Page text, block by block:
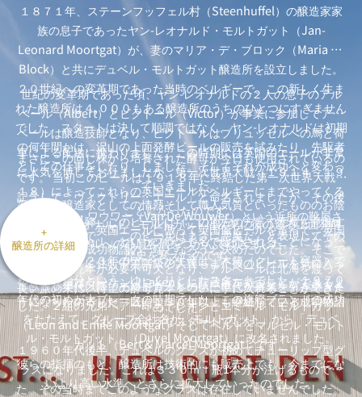
１８７１年、ステーンフッフェル村（Steenhuffel）の醸造家家
族の息子であったヤン-レオナルド・モルトガット（Jan-
Leonard Moortgat）が、妻のマリア・デ・ブロック（Maria De
Block）と共にデュベル・モルトガット醸造所を設立しました。
２０世紀への変革期であった当時のベルギーで、この新しく生ま
れた醸造所は４,０００もある醸造所のうちのひとつにすぎません
でした。スタートは決して順調ではなく、ヤン-レオナルドは初期
の何年間かは、沢山の上面発酵ビールの販売を試みたり、先駆者
としての仕事をしたり、しました。そしてそれが成功へと変わっ
ていきました。
忍耐力、醸造家としての情熱そして職人気質といったもののお陰
で、ヤン-レオナルド・モルトガットは次第に彼の造る上面発酵
ビールへの贔屓客層をつかんでゆきました。
ブリュッセルに住む中流階級の人達もまた彼のビールを気に入っ
ていて、彼はラーケン（Laken）に貯蔵所を持つことができるよ
うになったのでした。既に１３０年以上も継続している成功物語
は、このようなスタートでした。
世紀の変革期であった頃、ヤン-レオナルドの２人の息子のアル
ベール（Albert）とビクトール（Victor）が事業に参加してアル
ベールは醸造技師となり、ビクトールはブリュッセルへの馬と荷
車による配送に携わりました。この時期には英国のエールが非常
に人気を博しておりましたが、第一次世界大戦（１９１４～１９
１８）によってこれらの英国エールがベルギーにまでやってくる
ことになったのです。
アルベールは、英国エールに倣って英国風ビールを造って、英国
エールビール成功物語の一端となろうと決めたのでした。そこで
現地の酵母見本が必要不可欠となり、アルベールは北海を渡って
長い旅の末に、待望の酵母見本をついに手に入れることができた
のでした。
まさにこの同じ株から培養された酵母が今日も使用されているの
です。 当初このビールは１９１８年に終結した第一次世界大戦を
記念して「ヴィクトリー・エール」と命名されましたが、その後
ヴァン・デ・ワウワー（Van De Wouwer）という近所の靴屋さ
んが試飲の会で、「このビールはまさに悪魔だ」と表現してその
歴史を変えたのです。
１９２３年以降、このビールは（この地方の方言で悪魔を意味す
る）「Ｄｕｖｅｌ」というブランド名で販売されることになった
のです。１９２３年のデュベル生産は、木箱（クレート容器）で
わずか数箱分という、ゆっくりとしたスタートでした。１９７０
年代の初めが大ブレークの時期でした。この旗艦ブランドの成功
をたたえて、グループ会社名が「モルトガット」から「デュベ
ル・モルトガット」（Duvel Moortgat）に改名されました。
１９５０年代以降、モルトガットの第三世代が事業を引き継ぎま
した。２組の兄弟ペアー即ち、レオンとエミール・モルトガット
（Leon and Emile Moortgat）そしてベルトとマルセル・モルト
ガット（Bert & Marcel Moortgat）です。
彼らの指揮のもと、醸造所は技術的にも販売上でも、今までにな
いより高い水準へとさらに拡大していったのでした。
１９６０年代後半、デュベルのグラスが初めてチューリップ型グ
ラスになりました。これは３３０ｍｌ瓶1本分が注げるものでし
た。その当時までこのようなグラスは存在していませんでした。
+
醸造所の詳細